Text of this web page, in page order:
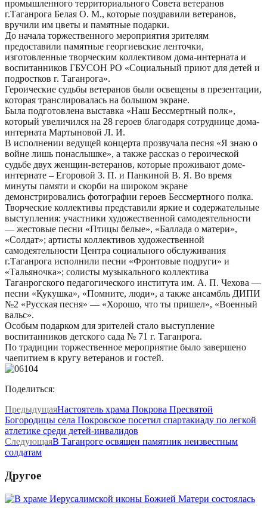
промышленного территориального Совета ветеранов
г.Таганрога Белая О. М., которые поздравили ветеранов,
вручили им цветы и памятные подарки.
До начала торжественного мероприятия зрителям
предоставили памятные георгиевские ленточки,
изготовленные творческим коллективом дома-интерната и
воспитанников ГБУСОН РО «Социальный приют для детей и
подростков г. Таганрога».
Героические судьбы ветеранов были освещены в презентации,
которая транслировалась на большом экране.
Была подготовлена выставка «Наш Бессмертный полк»,
который увеличился на 28 героев благодаря сотруднице дома-
интерната Мартыновой Л. И.
В исполнении ведущей концерта прозвучала песня «Я знаю о
войне лишь понаслышке», а также рассказ о героической
судьбе двух женщин-ветеранов, которые проживают доме-
интернате – Егоровой З. П. и Панкиной В. Я. Во время
минуты памяти и скорби на широком экране
демонстрировались фотографии героев Бессмертного полка.
Творческие коллективы представили яркие и содержательные
выступления: участники художественной самодеятельности
— жестовые песни «Птицы белые», «Баллада о матери»,
«Солдат»; артисты коллективов художественной
самодеятельности Центра социального обслуживания
г.Таганрога исполнили песни «Фронтовые подруги» и
«Тальяночка»; солисты музыкального коллектива
Таганрогского педагогического института им. А. П. Чехова —
песни «Кукушка», «Помните, люди», а также ансамбль ДИПИ
№2 «Русская песня» — «Хорошо, что ты пришел», «Военный
вальс».
Особым подарком для зрителей стало выступление
воспитанников детского сада № 71 г. Таганрога.
По традиции торжественное мероприятие было завершено
чаепитием в кругу ветеранов и гостей.
Поделиться:
ПредыдущаяНастоятель храма Покрова Пресвятой
Богородицы села Покровское посетил спартакиаду по легкой
атлетике среди детей-инвалидов
СледующаяВ Таганроге освящен памятник неизвестным
солдатам
Другое